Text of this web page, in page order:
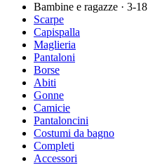
Bambine e ragazze · 3-18
Scarpe
Capispalla
Maglieria
Pantaloni
Borse
Abiti
Gonne
Camicie
Pantaloncini
Costumi da bagno
Completi
Accessori